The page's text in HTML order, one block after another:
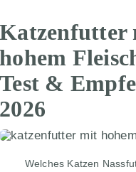
Katzenfutter
hohem
Test &
2026
Welches Katzen